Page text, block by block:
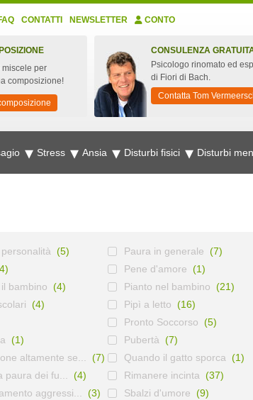
CONTATTI NEWSLETTER CONTO
per
composizione!
CONSULENZA
Psicologo rinomato ed
di Fiori di Bach.
Contatta Tom
Stress Ansia Disturbi fisici Disturbi
(5)
bambino (4)
(4)
(1)
altamente se...
(7)
paura dei fu...
(4)
aggressi...
(3)
Paura in generale (7)
Pene d'amore (1)
Pianto nel bambino (21)
Pipì a letto (16)
Pronto Soccorso (5)
Pubertà (7)
Quando il gatto sporca (1)
Rimanere incinta (37)
Sbalzi d'umore (9)